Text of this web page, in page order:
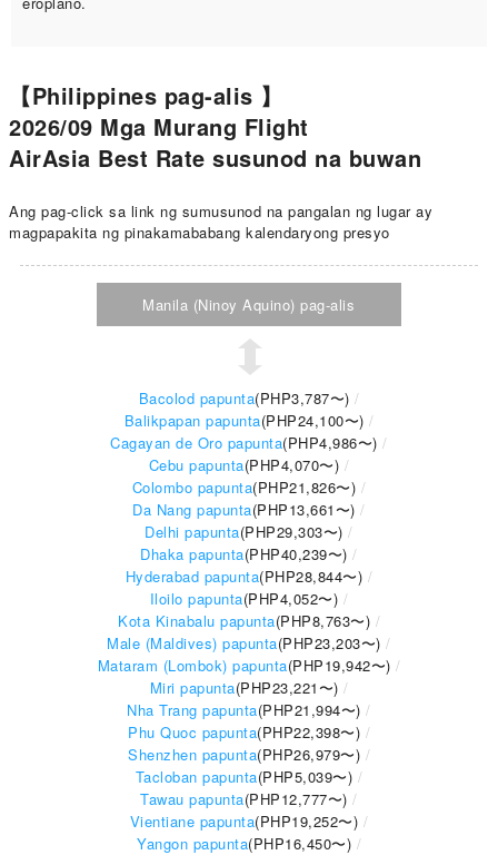
【Philippines pag-alis 】
2026/09 Mga Murang Flight
AirAsia Best Rate susunod na buwan
Ang pag-click sa link ng sumusunod na pangalan ng lugar ay
magpapakita ng pinakamababang kalendaryong presyo
Manila (Ninoy Aquino) pag-alis
Bacolod papunta(PHP3,787〜)
Balikpapan papunta(PHP24,100〜)
Cagayan de Oro papunta(PHP4,986〜)
Cebu papunta(PHP4,070〜)
Colombo papunta(PHP21,826〜)
Da Nang papunta(PHP13,661〜)
Delhi papunta(PHP29,303〜)
Dhaka papunta(PHP40,239〜)
Hyderabad papunta(PHP28,844〜)
Iloilo papunta(PHP4,052〜)
Kota Kinabalu papunta(PHP8,763〜)
Male (Maldives) papunta(PHP23,203〜)
Mataram (Lombok) papunta(PHP19,942〜)
Miri papunta(PHP23,221〜)
Nha Trang papunta(PHP21,994〜)
Phu Quoc papunta(PHP22,398〜)
Shenzhen papunta(PHP26,979〜)
Tacloban papunta(PHP5,039〜)
Tawau papunta(PHP12,777〜)
Vientiane papunta(PHP19,252〜)
Yangon papunta(PHP16,450〜)